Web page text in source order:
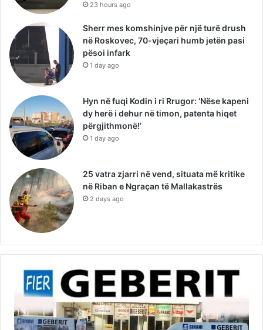
23 hours ago
Sherr mes komshinjve për një turë drush
në Roskovec, 70-vjeçari humb jetën pasi
pësoi infark
1 day ago
Hyn në fuqi Kodin i ri Rrugor: ‘Nëse kapeni
dy herë i dehur në timon, patenta hiqet
përgjithmonë!’
1 day ago
25 vatra zjarri në vend, situata më kritike
në Riban e Ngraçan të Mallakastrës
2 days ago